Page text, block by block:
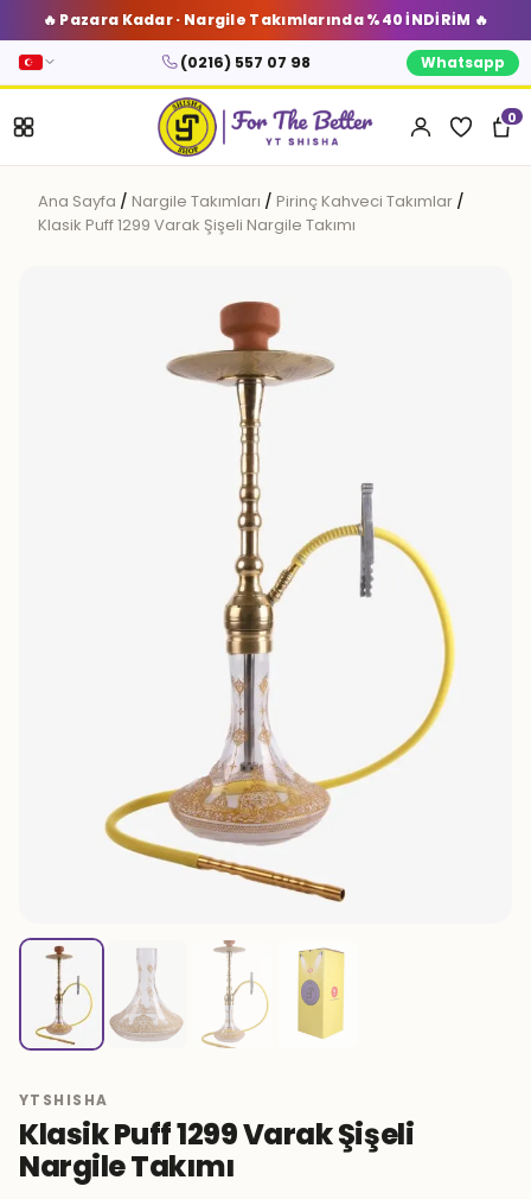
🔥 Pazara Kadar · Nargile Takımlarında %40 İNDİRİM 🔥
(0216) 557 07 98 Whatsapp
0
Ana Sayfa / Nargile Takımları / Pirinç Kahveci Takımlar /
Klasik Puff 1299 Varak Şişeli Nargile Takımı
YTSHISHA
Klasik Puff 1299 Varak Şişeli
Nargile Takımı